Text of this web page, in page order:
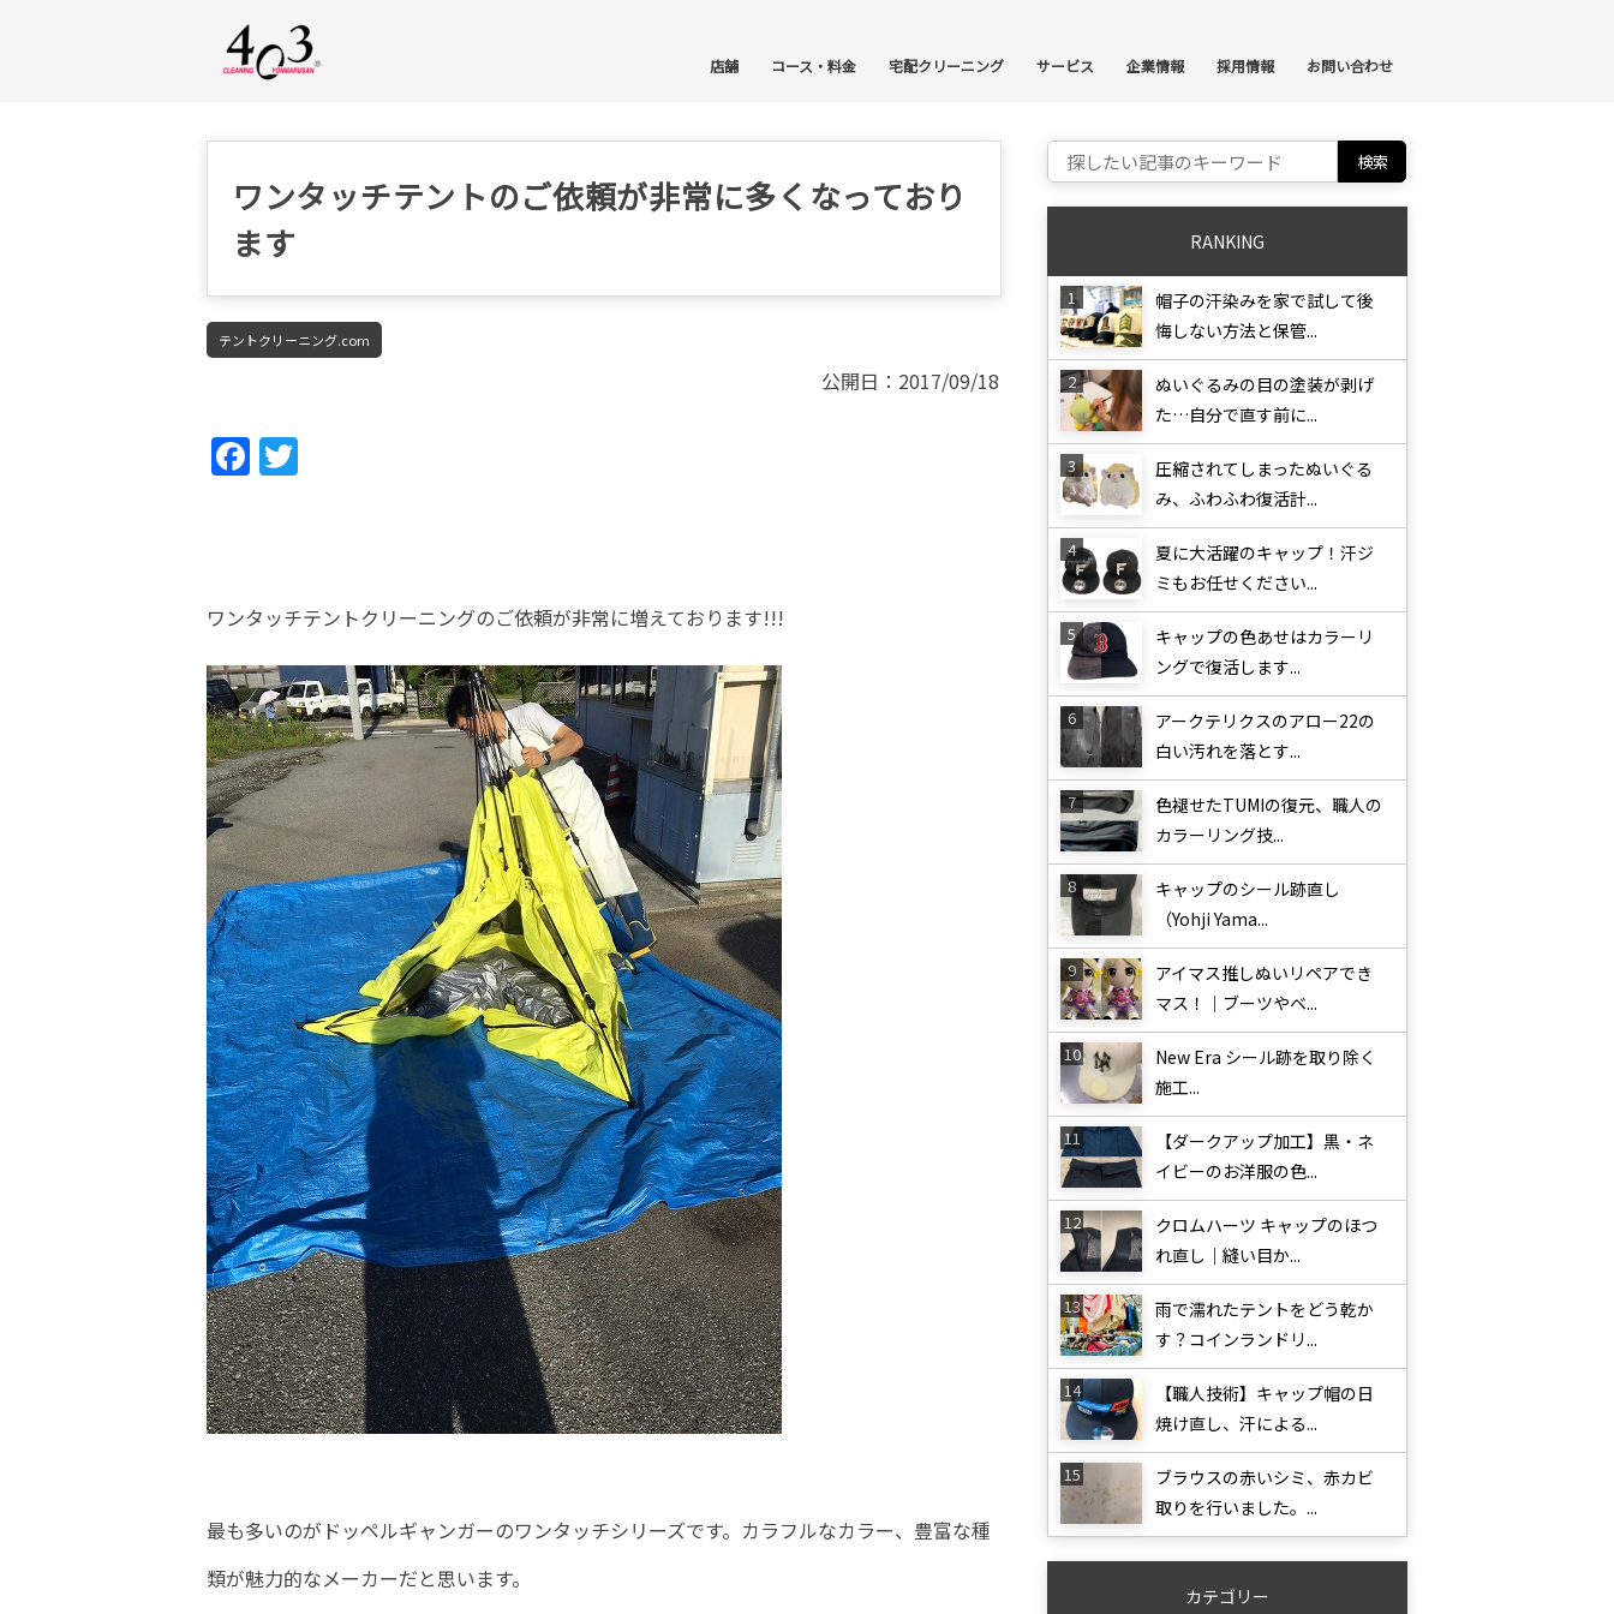
店舗 コース・料金 宅配クリーニング サービス 企業情報 採用情報 お問い合わせ
ワンタッチテントのご依頼が非常に多くなっており
ます
テントクリーニング.com
公開日：2017/09/18
Fac
ワンタッチテントクリーニングのご依頼が非常に増えております!!!
最も多いのがドッペルギャンガーのワンタッチシリーズです。カラフルなカラー、豊富な種
類が魅力的なメーカーだと思います。
Search for:
RANKING
帽子の汗染みを家で試して後
悔しない方法と保管...
ぬいぐるみの目の塗装が剥げ
た…自分で直す前に...
圧縮されてしまったぬいぐる
み、ふわふわ復活計...
夏に大活躍のキャップ！汗ジ
ミもお任せください...
キャップの色あせはカラーリ
ングで復活します...
アークテリクスのアロー22の
白い汚れを落とす...
色褪せたTUMIの復元、職人の
カラーリング技...
キャップのシール跡直し
（Yohji Yama...
アイマス推しぬいリペアでき
マス！｜ブーツやベ...
New Era シール跡を取り除く
施工...
【ダークアップ加工】黒・ネ
イビーのお洋服の色...
クロムハーツ キャップのほつ
れ直し｜縫い目か...
雨で濡れたテントをどう乾か
す？コインランドリ...
【職人技術】キャップ帽の日
焼け直し、汗による...
ブラウスの赤いシミ、赤カビ
取りを行いました。...
カテゴリー